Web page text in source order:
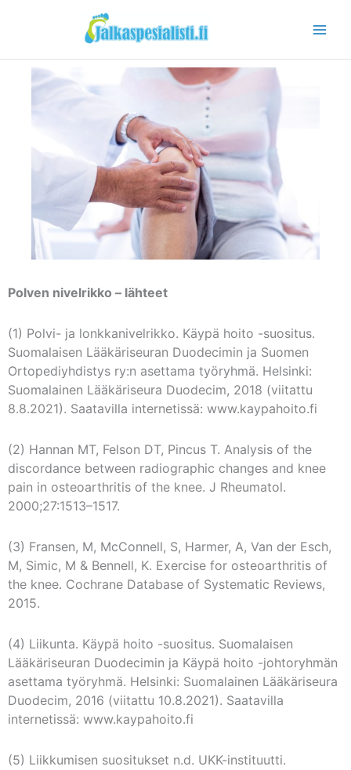
Polven nivelrikko – lähteet
(1) Polvi- ja lonkkanivelrikko. Käypä hoito -suositus.
Suomalaisen Lääkäriseuran Duodecimin ja Suomen
Ortopediyhdistys ry:n asettama työryhmä. Helsinki:
Suomalainen Lääkäriseura Duodecim, 2018 (viitattu
8.8.2021). Saatavilla internetissä: www.kaypahoito.fi
(2) Hannan MT, Felson DT, Pincus T. Analysis of the
discordance between radiographic changes and knee
pain in osteoarthritis of the knee. J Rheumatol.
2000;27:1513–1517.
(3) Fransen, M, McConnell, S, Harmer, A, Van der Esch,
M, Simic, M & Bennell, K. Exercise for osteoarthritis of
the knee. Cochrane Database of Systematic Reviews,
2015.
(4) Liikunta. Käypä hoito -suositus. Suomalaisen
Lääkäriseuran Duodecimin ja Käypä hoito -johtoryhmän
asettama työryhmä. Helsinki: Suomalainen Lääkäriseura
Duodecim, 2016 (viitattu 10.8.2021). Saatavilla
internetissä: www.kaypahoito.fi
(5) Liikkumisen suositukset n.d. UKK-instituutti.